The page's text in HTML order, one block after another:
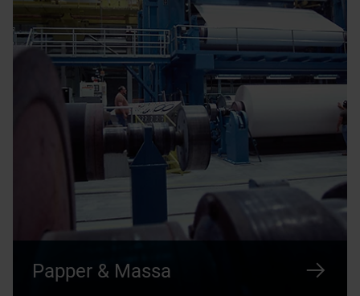
Papper & Massa